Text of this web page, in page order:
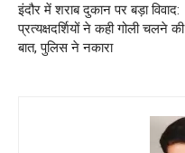
इंदौर में शराब दुकान पर बड़ा विवाद:
प्रत्यक्षदर्शियों ने कही गोली चलने की
बात, पुलिस ने नकारा